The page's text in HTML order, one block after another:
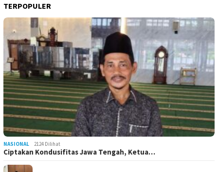
TERPOPULER
NASIONAL 2124 Dilihat
Ciptakan Kondusifitas Jawa Tengah, Ketua…